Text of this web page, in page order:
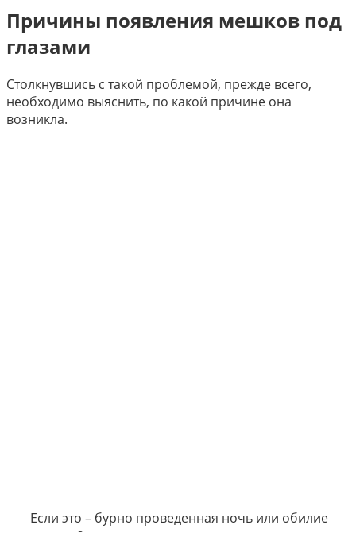
Причины появления мешков под
глазами
Столкнувшись с такой проблемой, прежде всего,
необходимо выяснить, по какой причине она
возникла.
Если это – бурно проведенная ночь или обилие